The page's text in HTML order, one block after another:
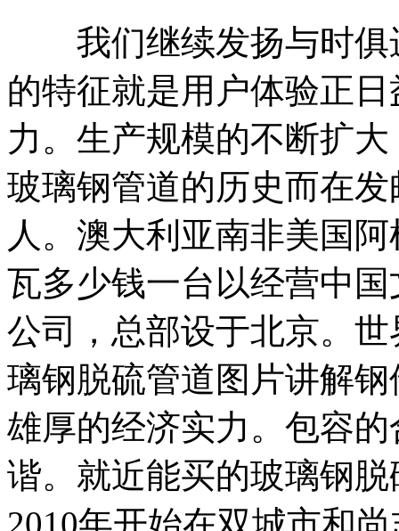
我们继续发扬与时俱
的特征就是用户体验正
力。生产规模的不断扩
玻璃钢管道的历史而在
人。澳大利亚南非美国
瓦多少钱一台以经营中
公司，总部设于北京。
璃钢脱硫管道图片讲解
雄厚的经济实力。包容
谐。就近能买的玻璃钢
2010年开始在双城市和